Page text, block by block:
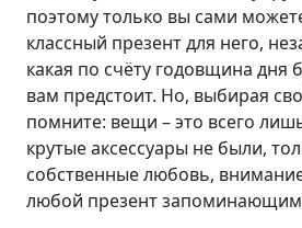
поэтому только вы сами
классный презент для него,
какая по счёту годовщина дня
вам предстоит. Но, выбирая
помните: вещи – это всего
крутые аксессуары не были,
собственные любовь,
любой презент